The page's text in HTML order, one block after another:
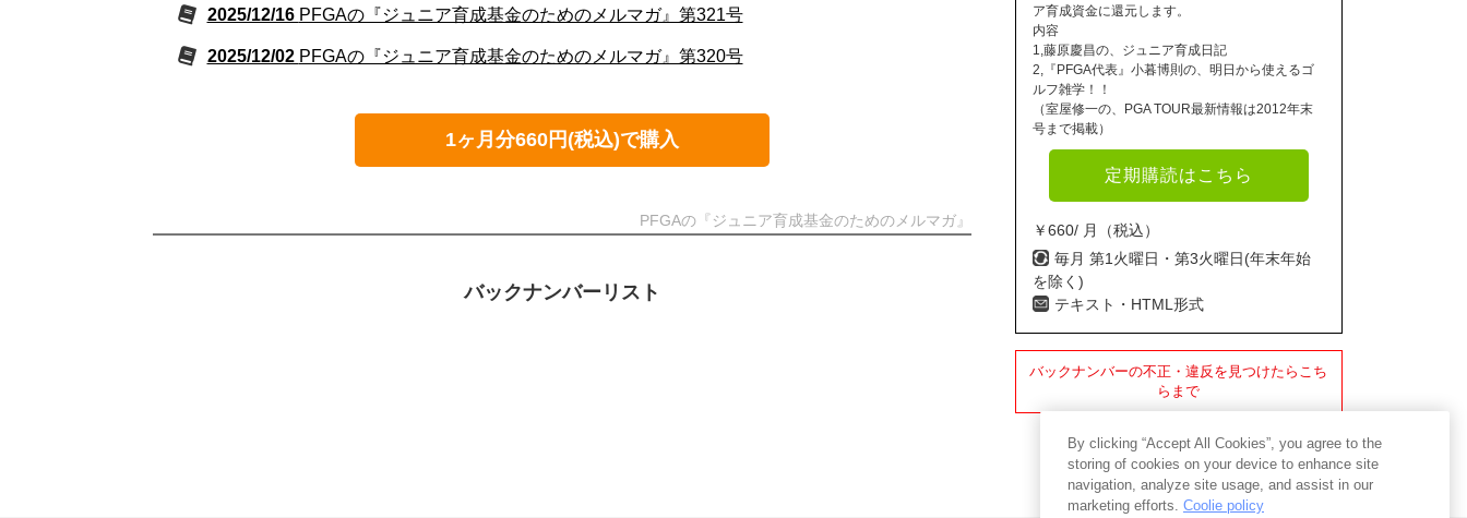
2025/12/16 PFGAの『ジュニア育成基金のためのメルマガ』第321号
2025/12/02 PFGAの『ジュニア育成基金のためのメルマガ』第320号
1ヶ月分660円(税込)で購入
PFGAの『ジュニア育成基金のためのメルマガ』
バックナンバーリスト
ア育成資金に還元します。
内容
1,藤原慶昌の、ジュニア育成日記
2,『PFGA代表』小暮博則の、明日から使えるゴ
ルフ雑学！！
（室屋修一の、PGA TOUR最新情報は2012年末
号まで掲載）
定期購読はこちら
￥660/ 月（税込）
毎月 第1火曜日・第3火曜日(年末年始
を除く)
テキスト・HTML形式
バックナンバーの不正・違反を見つけたらこち
らまで
By clicking “Accept All Cookies”, you agree to the
storing of cookies on your device to enhance site
navigation, analyze site usage, and assist in our
marketing efforts. Coolie policy